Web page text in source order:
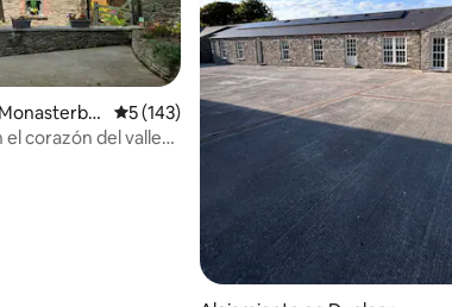
reseñas Calificación promedio: 5 de 5, 143 reseñas
5 (143)
corazón del valle